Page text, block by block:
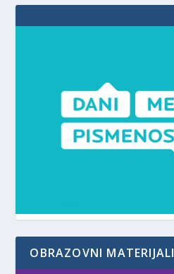
OBRAZOVNI MATERIJALI